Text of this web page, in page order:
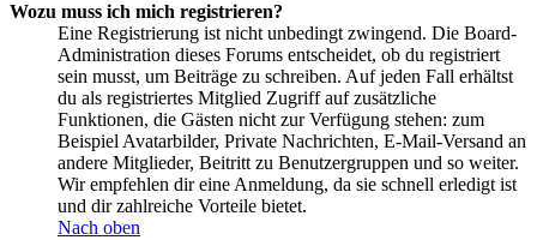
Wozu muss ich mich registrieren?
Eine Registrierung ist nicht unbedingt zwingend. Die Board-
Administration dieses Forums entscheidet, ob du registriert
sein musst, um Beiträge zu schreiben. Auf jeden Fall erhältst
du als registriertes Mitglied Zugriff auf zusätzliche
Funktionen, die Gästen nicht zur Verfügung stehen: zum
Beispiel Avatarbilder, Private Nachrichten, E-Mail-Versand an
andere Mitglieder, Beitritt zu Benutzergruppen und so weiter.
Wir empfehlen dir eine Anmeldung, da sie schnell erledigt ist
und dir zahlreiche Vorteile bietet.
Nach oben